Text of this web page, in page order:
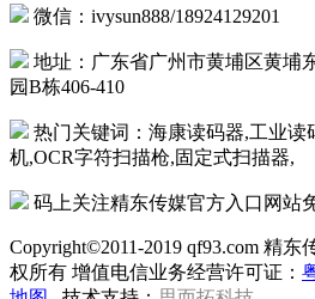
微信：ivysun888/18924129201
地址：广东省广州市黄埔区黄
园B栋406-410
热门关键词：海康读码器,工业
机,OCR字符扫描枪,固定式扫描器,
码上关注精东传媒官方入口网站
Copyright©2011-2019 qf93.com 精
权所有 增值电信业务经营许可证：